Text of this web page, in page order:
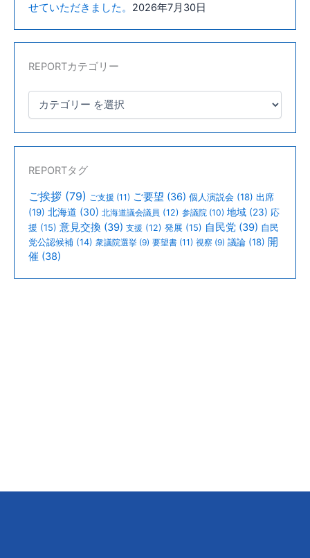
拡
充」
に
つ
て
入
を
行
い
ま
し
た。
せていただきました。 2026年7月30日
REPORTカテゴリー
REPORTタグ
ご挨拶 (79) ご支援 (11) ご要望 (36) 個人演説会 (18) 出席
(19) 北海道 (30) 北海道議会議員 (12) 参議院 (10) 地域 (23) 応
援 (15) 意見交換 (39) 支援 (12) 発展 (15) 自民党 (39) 自民
党公認候補 (14) 衆議院選挙 (9) 要望書 (11) 視察 (9) 議論 (18) 開
催 (38)